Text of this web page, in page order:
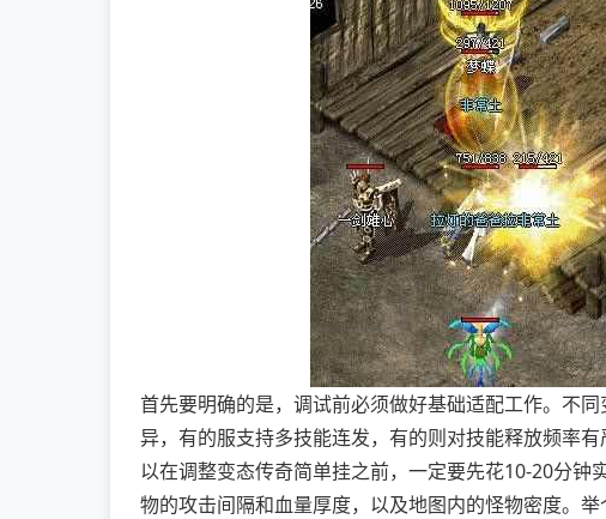
首先要明确的是，调试前必须做好基础适配工作。不
异，有的服支持多技能连发，有的则对技能释放频率
以在调整变态传奇简单挂之前，一定要先花10-20分
物的攻击间隔和血量厚度，以及地图内的怪物密度。